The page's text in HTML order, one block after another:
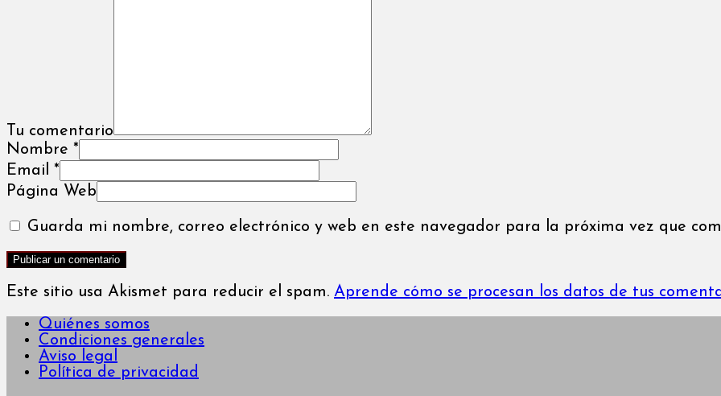
Tu comentario
Nombre *
Email *
Página Web
Guarda mi nombre, correo electrónico y web en este navegador para la próxima vez que
Este sitio usa Akismet para reducir el spam. Aprende cómo se procesan los datos de tus
Quiénes somos
Condiciones generales
Aviso legal
Política de privacidad